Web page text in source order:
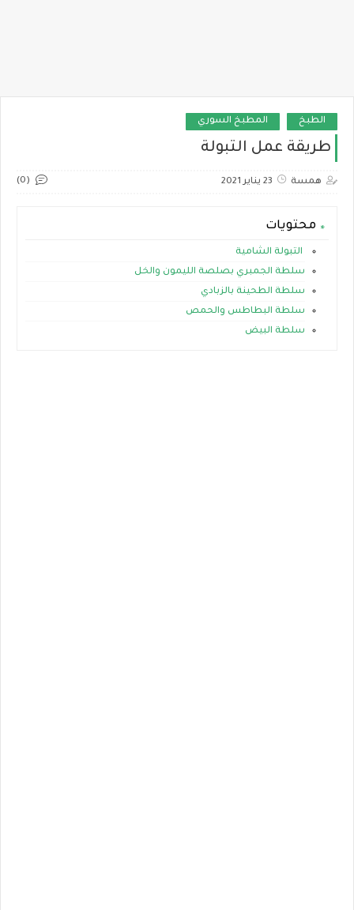
الطبخ المطبخ السوري
طريقة عمل التبولة
همسة 23 يناير 2021 (0)
محتويات
التبولة الشامية
سلطة الجمبري بصلصة الليمون والخل
سلطة الطحينة بالزبادي
سلطة البطاطس والحمص
سلطة البيض